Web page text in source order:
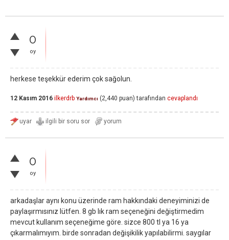
0
oy
herkese teşekkür ederim çok sağolun.
12 Kasım 2016 ilkerdrb Yardımcı (2,440 puan) tarafından cevaplandı
0
oy
arkadaşlar aynı konu üzerinde ram hakkındaki deneyiminizi de
paylaşırmısınız lütfen. 8 gb lık ram seçeneğini değiştirmedim
mevcut kullanım seçeneğime göre. sizce 800 tl ya 16 ya
çıkarmalımıyım. birde sonradan değişikilik yapılabilirmi. saygılar